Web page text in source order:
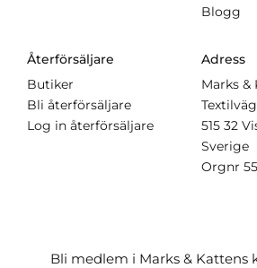
Blogg
Återförsäljare
Butiker
Bli återförsäljare
Log in återförsäljare
Adress
Marks &
515 32
Sverige
Orgnr
Bli medlem i Marks & Kattens